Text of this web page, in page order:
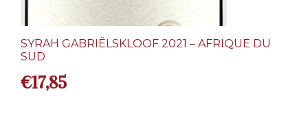
SYRAH GABRIËLSKLOOF 2021 – AFRIQUE DU
SUD
€17,85